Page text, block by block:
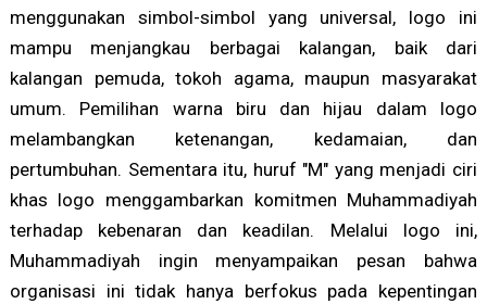
menggunakan simbol-simbol yang universal, logo ini
mampu menjangkau berbagai kalangan, baik dari
kalangan pemuda, tokoh agama, maupun masyarakat
umum. Pemilihan warna biru dan hijau dalam logo
melambangkan ketenangan, kedamaian, dan
pertumbuhan. Sementara itu, huruf "M" yang menjadi ciri
khas logo menggambarkan komitmen Muhammadiyah
terhadap kebenaran dan keadilan. Melalui logo ini,
Muhammadiyah ingin menyampaikan pesan bahwa
organisasi ini tidak hanya berfokus pada kepentingan